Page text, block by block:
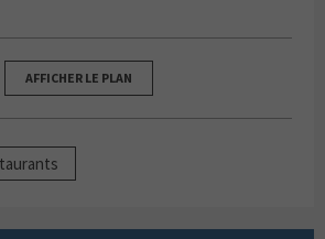
AFFICHER LE PLAN